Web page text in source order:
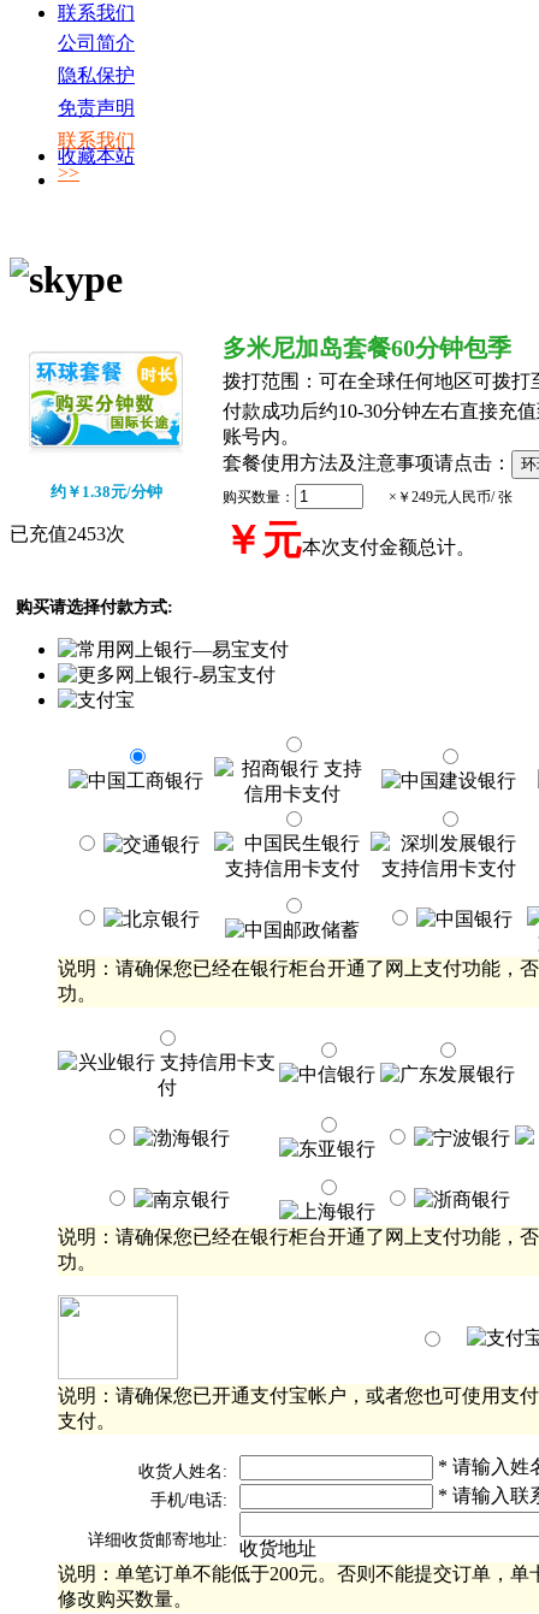
联系我们
公司简介
隐私保护
免责声明
联系我们
>>
收藏本站
约￥1.38元/分钟
已充值2453次
多米尼加岛套餐60分钟包季
拨打范围： 可在全球任何地区可拨打
付款成功后约10-30分钟左右直接充
账号内。
套餐使用方法及注意事项请点击：
购买数量： ×￥249元人民币/ 张
￥元本次支付金额总计。
购买请选择付款方式:
说明：请确保您已经在银行柜台开通了网上支付功能，
功。
说明：请确保您已经在银行柜台开通了网上支付功能，
功。
说明：请确保您已开通支付宝帐户，或者您也可使用支
支付。
收货人姓名: * 请输入姓
手机/电话: * 请输入联
详细收货邮寄地址:
收货地址
说明：单笔订单不能低于200元。否则不能提交订单，单
修改购买数量。